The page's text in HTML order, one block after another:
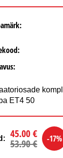
ET4 50
45.00 €
53.90 € -17%